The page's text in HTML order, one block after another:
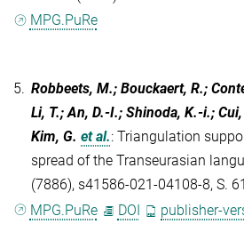
MPG.PuRe
5. Robbeets, M.; Bouckaert, R.;
Li, T.; An, D.-I.; Shinoda, K.-i.;
Kim, G. et al.: Triangulation
spread of the Transeurasian
(7886), s41586-021-04108-8, S.
MPG.PuRe
DOI publisher-